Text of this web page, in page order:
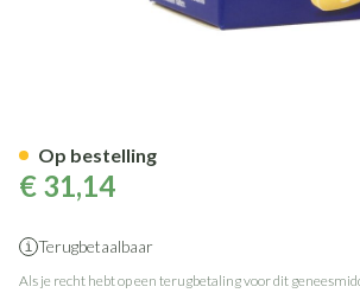
€ 31,14
Terugbetaalbaar
Als je recht hebt op een terugbetaling voor dit
Op bestelling